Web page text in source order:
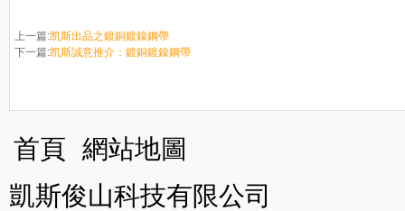
上一篇:凯斯出品之鍍銅鍍鎳鋼帶
下一篇:凯斯誠意推介：鍍銅鍍鎳鋼帶
首頁 網站地圖
凱斯俊山科技有限公司